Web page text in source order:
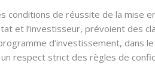
conditions de réussite de la mise
et l’investisseur, prévoient des
d’investissement, dans
respect strict des règles de